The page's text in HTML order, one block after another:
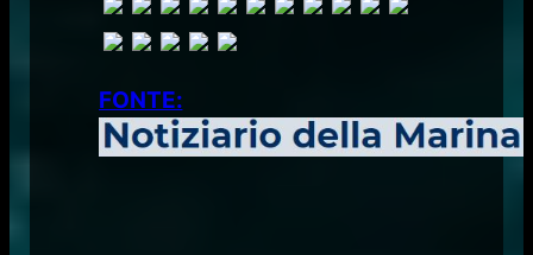
FONTE: